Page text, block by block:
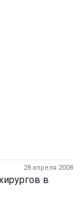
28 апреля 2008